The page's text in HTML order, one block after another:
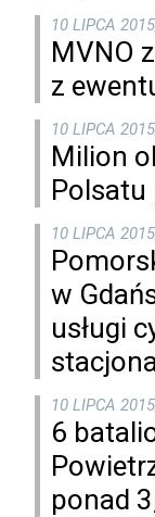
10 LIPCA
MVNO
z
10 LIPCA
Milion
Polsatu
10 LIPCA
w
usługi
10 LIPCA
6
ponad